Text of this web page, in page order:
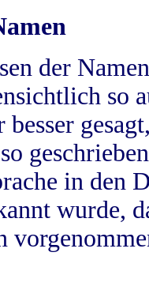
der
so
besser
in
wurde,